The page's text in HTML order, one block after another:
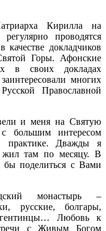
Кирилла на
проводятся
докладчиков
Горы. Афонские
в своих докладах
многих
Православной
и меня на Святую
большим интересом
практике. Дважды я
жил там по месяцу. В
бы поделиться с Вами
монастырь –
русские, болгары,
Любовь к
с Живым Богом